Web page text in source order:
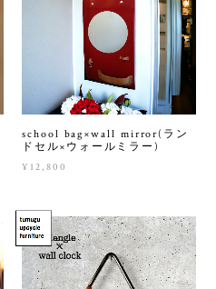
school bag×wall mirror(ラン
ドセル×ウォールミラー)
¥12,800